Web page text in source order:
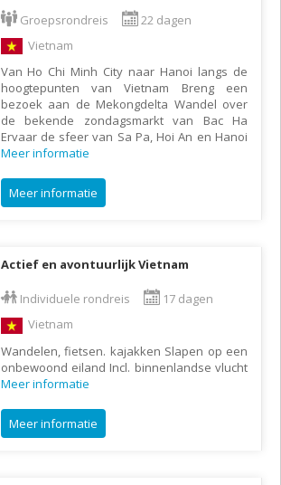
Groepsrondreis
22 dagen
Vietnam
Van Ho Chi Minh City naar Hanoi langs de
hoogtepunten van Vietnam Breng een
bezoek aan de Mekongdelta Wandel over
de bekende zondagsmarkt van Bac Ha
Ervaar de sfeer van Sa Pa, Hoi An en Hanoi
Meer informatie
Meer informatie
Actief en avontuurlijk Vietnam
Individuele rondreis
17 dagen
Vietnam
Wandelen, fietsen. kajakken Slapen op een
onbewoond eiland Incl. binnenlandse vlucht
Meer informatie
Meer informatie